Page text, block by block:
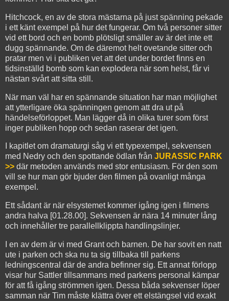
Hitchcock, en av de stora mästarna på just spänning pekade
i ett känt exempel på hur det fungerar. Om två personer sitter
vid ett bord och en bomb plötsligt smäller av är det inte ett
dugg spännande. Om de däremot helt ovetande sitter och
pratar men vi i publiken vet att det under bordet finns en
tidsinställd bomb som kan explodera när som helst, får vi
nästan svårt att sitta still.
När man väl har en spännande situation har man möjlighet
att ytterligare öka spänningen genom att dra ut på
händelseförloppet. Man lägger då in olika turer som först
inger publiken hopp och sedan raserar det igen.
I kapitlet om dramaturgi såg vi ett typexempel, sekvensen
med Nedry och den spottande ödlan från JURASSIC PARK
>> där metoden används med stor entusiasm. För den som
vill se hur man gör bjuder den filmen på ovanligt många
exempel.
Ett sådant är när elsystemet kommer igång igen i filmens
andra halva [01.28.00]. Sekvensen är nära 14 minuter lång
och innehåller tre parallellklippta handlingslinjer.
I en av dem är vi med Grant och barnen. De har sovit en natt
ute i parken och ska nu ta sig tillbaka till parkens
ledningscentral där de andra befinner sig. Ett annat förlopp
visar hur Sattler tillsammans med parkens personal kämpar
för att få igång strömmen igen. Dessa båda sekvenser löper
samman när Tim måste klättra över ett elstängsel vid exakt